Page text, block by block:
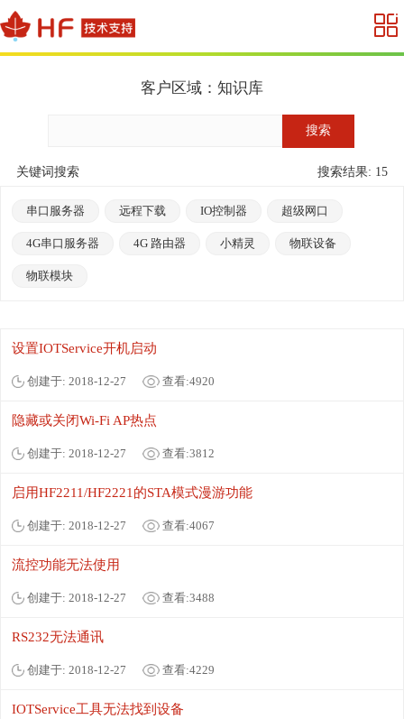
客户区域：知识库
关键词搜索 搜索结果: 15
串口服务器 远程下载 IO控制器 超级网口
4G串口服务器 4G 路由器 小精灵 物联设备
物联模块
设置IOTService开机启动
创建于: 2018-12-27 查看:4920
隐藏或关闭Wi-Fi AP热点
创建于: 2018-12-27 查看:3812
启用HF2211/HF2221的STA模式漫游功能
创建于: 2018-12-27 查看:4067
流控功能无法使用
创建于: 2018-12-27 查看:3488
RS232无法通讯
创建于: 2018-12-27 查看:4229
IOTService工具无法找到设备